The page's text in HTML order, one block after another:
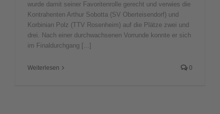
wurde damit seiner Favoritenrolle gerecht und verwies die
Kontrahenten Arthur Sobotta (SV Oberteisendorf) und
Korbinian Polz (TTV Rosenheim) auf die Plätze zwei und
drei. Nach einer durchwachsenen Vorrunde konnte er sich
im Finaldurchgang [...]
Weiterlesen 0